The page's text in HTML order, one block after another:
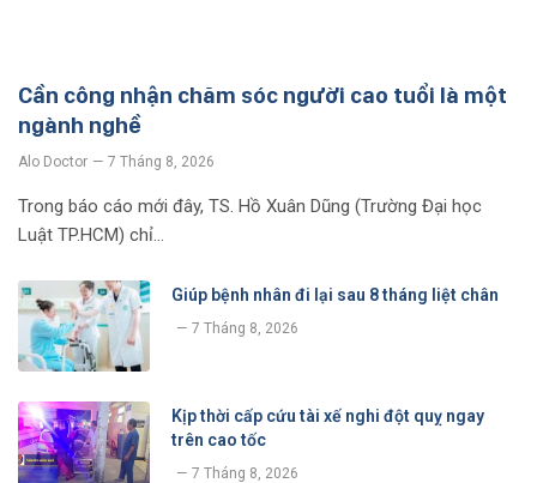
Cần công nhận chăm sóc người cao tuổi là một
ngành nghề
Alo Doctor 7 Tháng 8, 2026
Trong báo cáo mới đây, TS. Hồ Xuân Dũng (Trường Đại học
Luật TP.HCM) chỉ…
Giúp bệnh nhân đi lại sau 8 tháng liệt chân
7 Tháng 8, 2026
Kịp thời cấp cứu tài xế nghi đột quỵ ngay
trên cao tốc
7 Tháng 8, 2026